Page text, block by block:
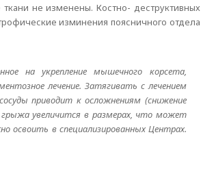
не изменены. Костно- деструктивных
изминения поясничного отдела
на укрепление мышечного корсета,
лечение. Затягивать с лечением
приводит к осложнениям (снижение
увеличится в размерах, что может
освоить в специализированных Центрах.